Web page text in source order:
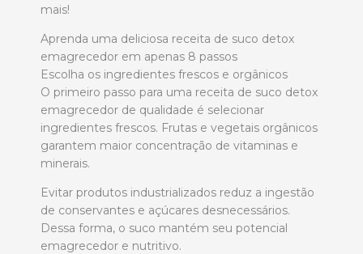
mais!
Aprenda uma deliciosa receita de suco detox
emagrecedor em apenas 8 passos
Escolha os ingredientes frescos e orgânicos
O primeiro passo para uma receita de suco detox
emagrecedor de qualidade é selecionar
ingredientes frescos. Frutas e vegetais orgânicos
garantem maior concentração de vitaminas e
minerais.
Evitar produtos industrializados reduz a ingestão
de conservantes e açúcares desnecessários.
Dessa forma, o suco mantém seu potencial
emagrecedor e nutritivo.